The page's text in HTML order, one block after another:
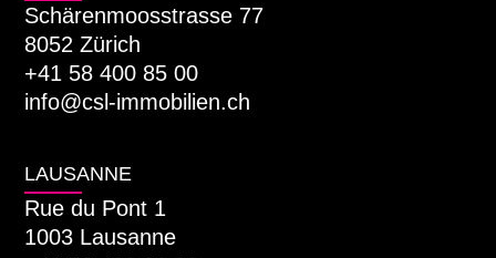
Schärenmoosstrasse 77
8052 Zürich
+41 58 400 85 00
info@csl-immobilien.ch
LAUSANNE
Rue du Pont 1
1003 Lausanne